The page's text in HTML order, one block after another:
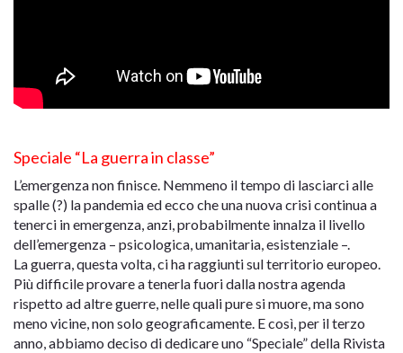
Speciale “La guerra in classe”
L’emergenza non finisce. Nemmeno il tempo di lasciarci alle
spalle (?) la pandemia ed ecco che una nuova crisi continua a
tenerci in emergenza, anzi, probabilmente innalza il livello
dell’emergenza – psicologica, umanitaria, esistenziale –.
La guerra, questa volta, ci ha raggiunti sul territorio europeo.
Più difficile provare a tenerla fuori dalla nostra agenda
rispetto ad altre guerre, nelle quali pure si muore, ma sono
meno vicine, non solo geograficamente. E così, per il terzo
anno, abbiamo deciso di dedicare uno “Speciale” della Rivista